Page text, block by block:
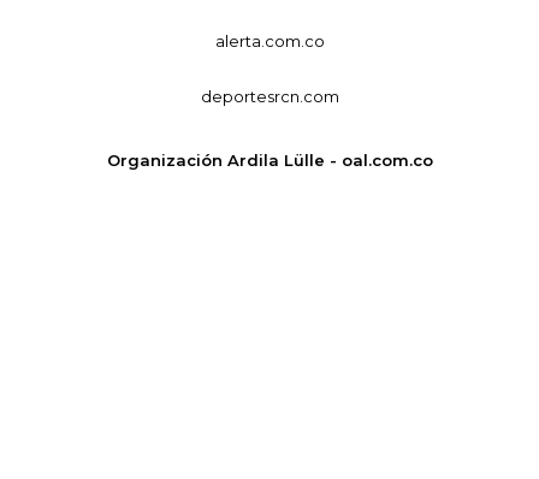
alerta.com.co
deportesrcn.com
Organización Ardila Lülle - oal.com.co